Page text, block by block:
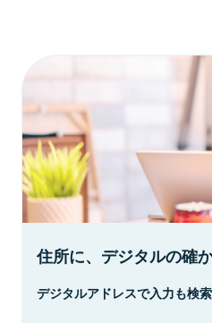
住所に、デジタルの確か
デジタルアドレスで入力も検索